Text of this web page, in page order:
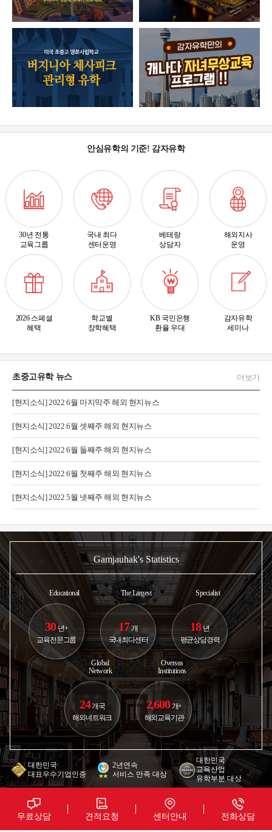
안심유학의 기준! 감자유학
30년 전통
교육그룹
국내 최다
센터운영
베테랑
상담자
해외지사
운영
2026 스페셜
혜택
학교별
장학혜택
KB 국민은행
환율 우대
감자유학
세미나
초중고유학 뉴스 더보기
[현지소식] 2022 6월 마지막주 해외 현지뉴스
[현지소식] 2022 6월 셋째주 해외 현지뉴스
[현지소식] 2022 6월 둘째주 해외 현지뉴스
[현지소식] 2022 6월 첫째주 해외 현지뉴스
[현지소식] 2022 5월 넷째주 해외 현지뉴스
Gamjauhak's Statistics
Educational
30 년+
교육전문그룹
The Largest
17 개
국내최다센터
Specialist
18 년
평균상담경력
Global
Network
24 개국
해외네트워크
Oversea
Institutions
2,600 개+
해외교육기관
대한민국
대표우수기업인증
2년연속
서비스 만족 대상
대한민국
교육산업
유학부분 대상
무료상담 견적요청 센터안내 전화상담